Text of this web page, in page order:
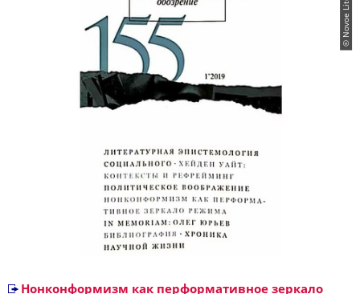
Нонконформизм как перформативное зеркало